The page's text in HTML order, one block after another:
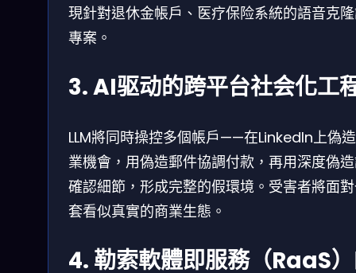
現針對退休金帳戶、医疗保险系統的語音克
專案。
3. AI驱动的跨平台社会化工
LLM將同時操控多個帳戶——在LinkedIn上偽
業機會，用偽造郵件協調付款，再用深度偽
確認細節，形成完整的假環境。受害者將面
套看似真實的商業生態。
4. 勒索軟體即服務（RaaS